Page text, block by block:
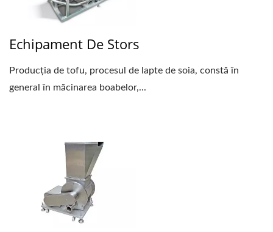
Echipament De Stors
Producția de tofu, procesul de lapte de soia, constă în
general în măcinarea boabelor,...